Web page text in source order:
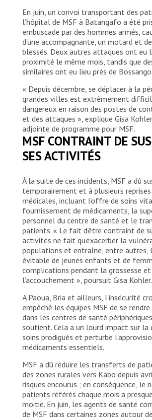
En juin, un convoi transportant des
l’hôpital de MSF à Batangafo a été
embuscade par des hommes armés,
d’une accompagnante, un motard et
blessés. Deux autres attaques ont eu
proximité le même mois, tandis que
similaires ont eu lieu près de
« Depuis décembre, se déplacer à la
grandes villes est extrêmement
dangereux en raison des postes de
et des attaques », explique Gisa
adjointe de programme pour MSF.
MSF CONTRAINT DE
SES ACTIVITÉS
À la suite de ces incidents, MSF a dû
temporairement et à plusieurs
médicales, incluant l’offre de soins
fournissement de médicaments, la
personnel du centre de santé et le
patients. « Le fait d’être contraint de
activités ne fait qu’exacerber la
populations et entraîne, entre autres,
évitable de jeunes enfants et de
complications pendant la grossesse et
l’accouchement », poursuit Gisa Kohler.
A Paoua, Bria et ailleurs, l’insécurité
empêché les équipes MSF de se
dans les centres de santé
soutient. Cela a un lourd impact sur la
soins prodigués et perturbe
médicaments essentiels.
MSF a dû réduire les transferts de
des zones rurales vers Kabo depuis
risques encourus ; en conséquence, le
patients référés chaque mois a
moitié. En juin, les agents de santé
de MSF dans certaines zones autour